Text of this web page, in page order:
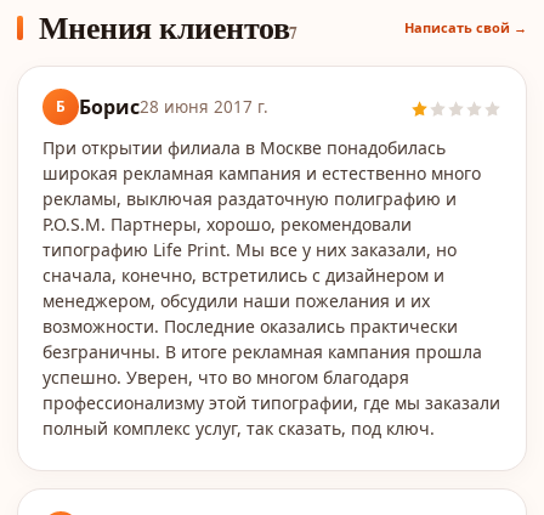
Мнения клиентов7 Написать свой →
Б Борис28 июня 2017 г.
При открытии филиала в Москве понадобилась
широкая рекламная кампания и естественно много
рекламы, выключая раздаточную полиграфию и
P.O.S.M. Партнеры, хорошо, рекомендовали
типографию Life Print. Мы все у них заказали, но
сначала, конечно, встретились с дизайнером и
менеджером, обсудили наши пожелания и их
возможности. Последние оказались практически
безграничны. В итоге рекламная кампания прошла
успешно. Уверен, что во многом благодаря
профессионализму этой типографии, где мы заказали
полный комплекс услуг, так сказать, под ключ.